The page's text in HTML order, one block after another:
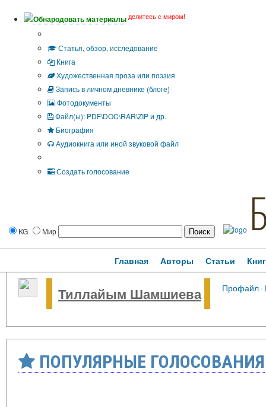
Обнародовать материалы делитесь с миром!
Статья, обзор, исследование
Книга
Художественная проза или поэзия
Запись в личном дневнике (блоге)
Фотодокументы
Файл(ы): PDF\DOC\RAR\ZIP и др.
Биография
Аудиокнига или иной звуковой файл
Создать голосование
KG Мир
Главная Авторы Статьи
Тиллайым Шамшиева Профайл·
ПОПУЛЯРНЫЕ ГОЛОСОВАНИЯ